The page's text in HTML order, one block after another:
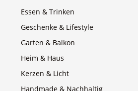
Essen & Trinken
Geschenke & Lifestyle
Garten & Balkon
Heim & Haus
Kerzen & Licht
Handmade & Nachhaltig